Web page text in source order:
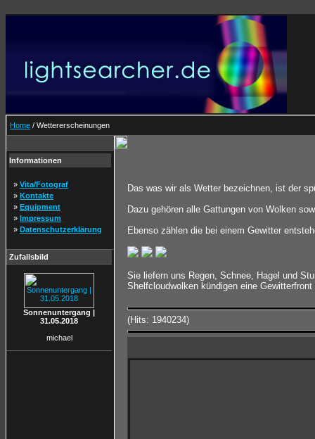
Home / Wettererscheinungen
Informationen
» Vita/Fotograf
» Kontakte
» Equipment
» Impressum
» Datenschutzerklärung
Zufallsbild
Sonnenuntergang |
31.05.2018
michael
Das was wir als Wetter bezeichnen, ist der
Dazu gehören alle Gattungen von Wolken
Ebenso zählen die bei einem Gewitter
Sie liefern uns Regen, Schnee, Hagel und
Shelfcloudwolken kündigen eine
(Hits: 1940234)